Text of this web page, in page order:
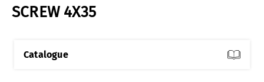
SCREW 4X35
Catalogue